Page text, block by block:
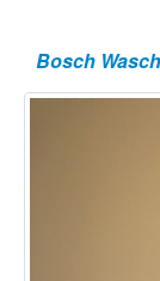
Bosch